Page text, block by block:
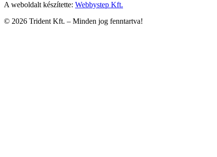
A weboldalt készítette: Webbystep Kft.
© 2026 Trident Kft. – Minden jog fenntartva!